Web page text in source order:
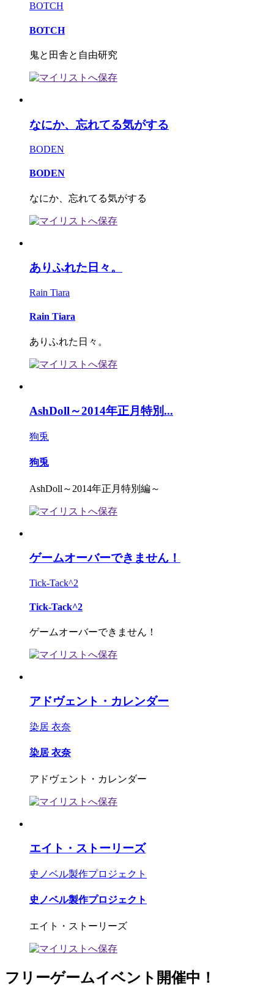
BOTCH
BOTCH
鬼と田舎と自由研究
なにか、忘れてる気がする
BODEN
BODEN
なにか、忘れてる気がする
ありふれた日々。
Rain Tiara
Rain Tiara
ありふれた日々。
AshDoll～2014年正月特別...
狗兎
狗兎
AshDoll～2014年正月特別編～
ゲームオーバーできません！
Tick-Tack^2
Tick-Tack^2
ゲームオーバーできません！
アドヴェント・カレンダー
染居 衣奈
染居 衣奈
アドヴェント・カレンダー
エイト・ストーリーズ
史ノベル製作プロジェクト
史ノベル製作プロジェクト
エイト・ストーリーズ
フリーゲームイベント開催中！